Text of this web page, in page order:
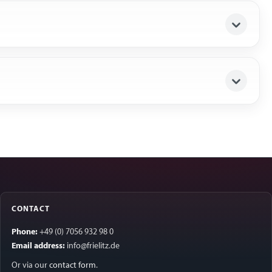
CONTACT
Phone: +49 (0) 7056 932 98 0
Email address: info@frielitz.de
Or via our contact form.